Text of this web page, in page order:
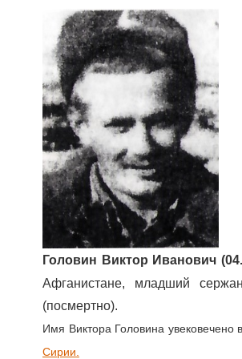
Головин Виктор Иванович
Афганистане, младший
(посмертно).
Имя Виктора Головина увековечено
Сирии.